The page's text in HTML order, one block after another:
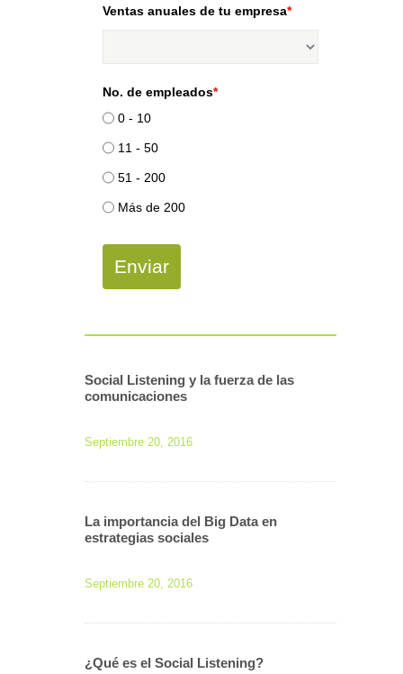
Ventas anuales de tu empresa*
No. de empleados*
0 - 10
11 - 50
51 - 200
Más de 200
Enviar
Social Listening y la fuerza de las
comunicaciones
Septiembre 20, 2016
La importancia del Big Data en
estrategias sociales
Septiembre 20, 2016
¿Qué es el Social Listening?